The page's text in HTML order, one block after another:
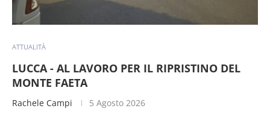
ATTUALITÀ
LUCCA - AL LAVORO PER IL RIPRISTINO DEL
MONTE FAETA
Rachele Campi 5 Agosto 2026